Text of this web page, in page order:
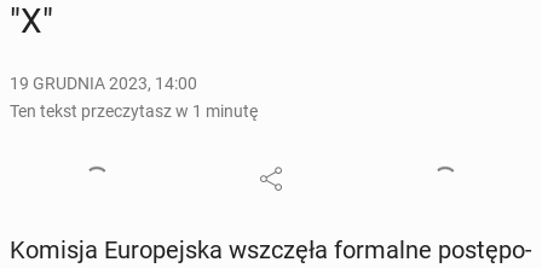
"X"
19 GRUDNIA 2023, 14:00
Ten tekst przeczytasz w 1 minutę
Komisja Eu­ro­pej­ska wsz­czę­ła for­mal­ne po­stę­po­